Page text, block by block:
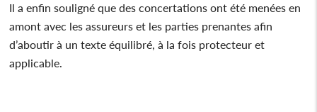
Il a enfin souligné que des concertations ont été menées en
amont avec les assureurs et les parties prenantes afin
d’aboutir à un texte équilibré, à la fois protecteur et
applicable.